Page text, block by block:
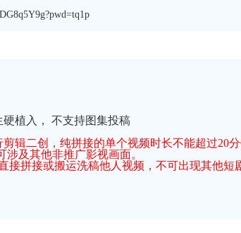
植入， 不支持图集投稿
辑二创，纯拼接的单个视频时长不能超过20
涉及其他非推广影视画面。
接拼接或搬运洗稿他人视频，不可出现其他短